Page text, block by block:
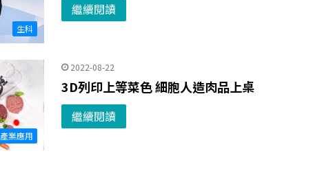
生科
繼續閱讀
產業應用
2022-08-22
3D列印上等菜色 細胞人造肉品上桌
繼續閱讀